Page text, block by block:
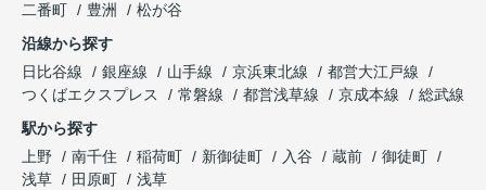
二番町
豊洲
松が谷
沿線から探す
日比谷線
銀座線 山手線 京浜東北線
都営大江戸線
つくばエクスプレス
常磐線 都営浅草線 京成本線
総武線
駅から探す
上野
南千住 稲荷町 新御徒町 入谷 蔵前
御徒町
浅草
田原町 浅草